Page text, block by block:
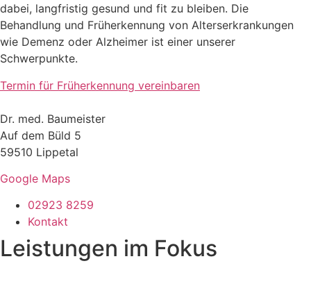
dabei, langfristig gesund und fit zu bleiben. Die
Behandlung und Früherkennung von Alterserkrankungen
wie Demenz oder Alzheimer ist einer unserer
Schwerpunkte.
Termin für Früherkennung vereinbaren
Dr. med. Baumeister
Auf dem Büld 5
59510 Lippetal
Google Maps
02923 8259
Kontakt
Leistungen im Fokus